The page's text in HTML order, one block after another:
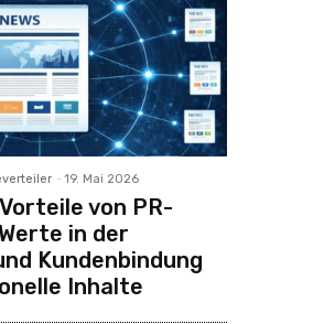
- 19. Mai 2026
von PR-
in der
Kundenbindung
Inhalte